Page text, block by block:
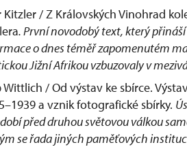
Kitzler / Z Královských Vinohrad
. První novodobý text, který
o dnes téměř zapomenutém
Jižní Afrikou vzbuzovaly v
Wittlich / Od výstav ke sbírce.
a vznik fotografické sbírky.
před druhou světovou válkou
se řada jiných paměťových